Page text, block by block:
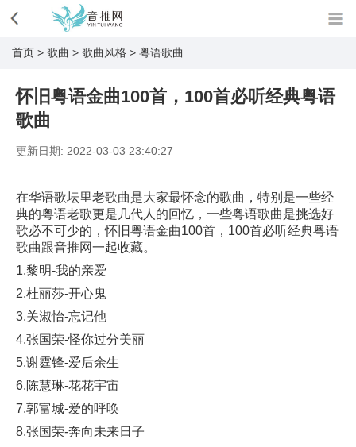
首页 > 歌曲 > 歌曲风格 > 粤语歌曲
怀旧粤语金曲100首，100首必听经典粤语
歌曲
更新日期: 2022-03-03 23:40:27
在华语歌坛里老歌曲是大家最怀念的歌曲，特别是一些经
典的粤语老歌更是几代人的回忆，一些粤语歌曲是挑选好
歌必不可少的，怀旧粤语金曲100首，100首必听经典粤语
歌曲跟音推网一起收藏。
1.黎明-我的亲爱
2.杜丽莎-开心鬼
3.关淑怡-忘记他
4.张国荣-怪你过分美丽
5.谢霆锋-爱后余生
6.陈慧琳-花花宇宙
7.郭富城-爱的呼唤
8.张国荣-奔向未来日子